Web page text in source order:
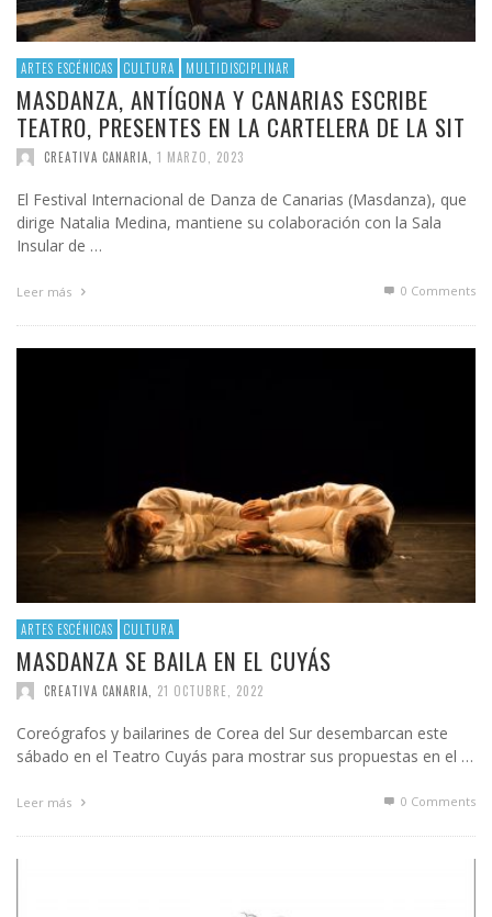
ARTES ESCÉNICAS CULTURA MULTIDISCIPLINAR
MASDANZA, ANTÍGONA Y CANARIAS ESCRIBE
TEATRO, PRESENTES EN LA CARTELERA DE LA SIT
CREATIVA CANARIA 1 MARZO, 2023
El Festival Internacional de Danza de Canarias (Masdanza), que
dirige Natalia Medina, mantiene su colaboración con la Sala
Insular de …
Leer más 0 Comments
ARTES ESCÉNICAS CULTURA
MASDANZA SE BAILA EN EL CUYÁS
CREATIVA CANARIA 21 OCTUBRE, 2022
Coreógrafos y bailarines de Corea del Sur desembarcan este
sábado en el Teatro Cuyás para mostrar sus propuestas en el …
Leer más 0 Comments